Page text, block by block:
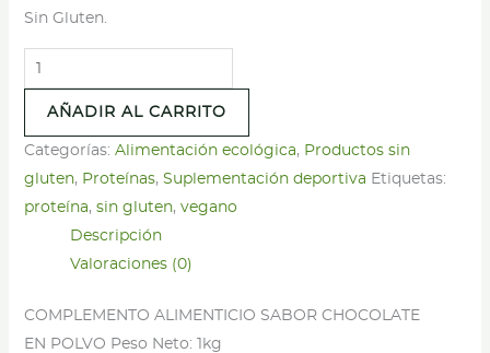
Sin Gluten.
Power
Greens
proteína
vegana
con
superalimentos
cantidad
AÑADIR AL CARRITO
Categorías: Alimentación ecológica, Productos sin
gluten, Proteínas, Suplementación deportiva Etiquetas:
proteína, sin gluten, vegano
Descripción
Valoraciones (0)
COMPLEMENTO ALIMENTICIO SABOR CHOCOLATE
EN POLVO Peso Neto: 1kg